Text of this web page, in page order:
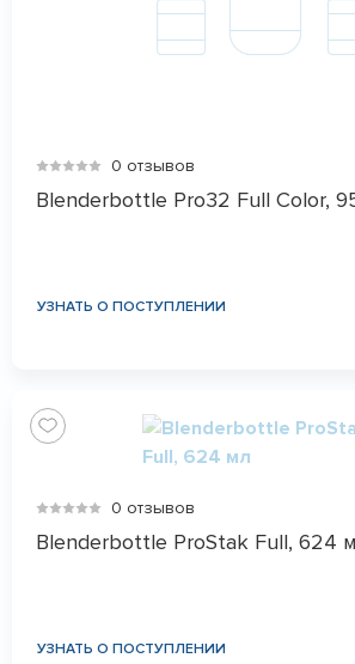
0 отзывов
Blenderbottle Pro32 Full Color,
УЗНАТЬ О ПОСТУПЛЕНИИ
0 отзывов
Blenderbottle ProStak Full, 624
УЗНАТЬ О ПОСТУПЛЕНИИ